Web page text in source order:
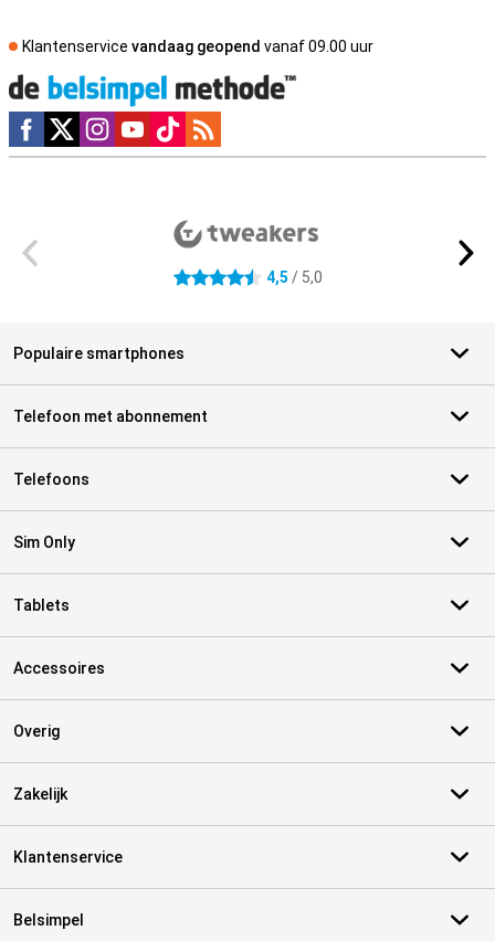
Klantenservice vandaag geopend vanaf 09.00 uur
Social media
4.5 sterren 4,5 / 5,0
Populaire smartphones
Telefoon met abonnement
Telefoons
Sim Only
Tablets
Accessoires
Overig
Zakelijk
Klantenservice
Belsimpel